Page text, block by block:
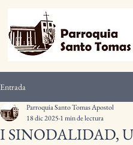
Entrada
I SINODALIDAD,
Parroquia Santo Tomas Apostol
18 dic 2025 1 min de lectura